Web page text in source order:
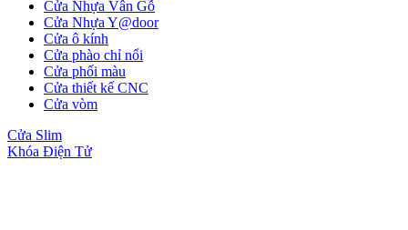
Cửa Nhựa Vân Gỗ
Cửa Nhựa Y@door
Cửa ô kính
Cửa phào chỉ nổi
Cửa phối màu
Cửa thiết kế CNC
Cửa vòm
Cửa Slim
Khóa Điện Tử